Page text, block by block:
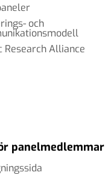
och
Research Alliance
panelmedlemmar